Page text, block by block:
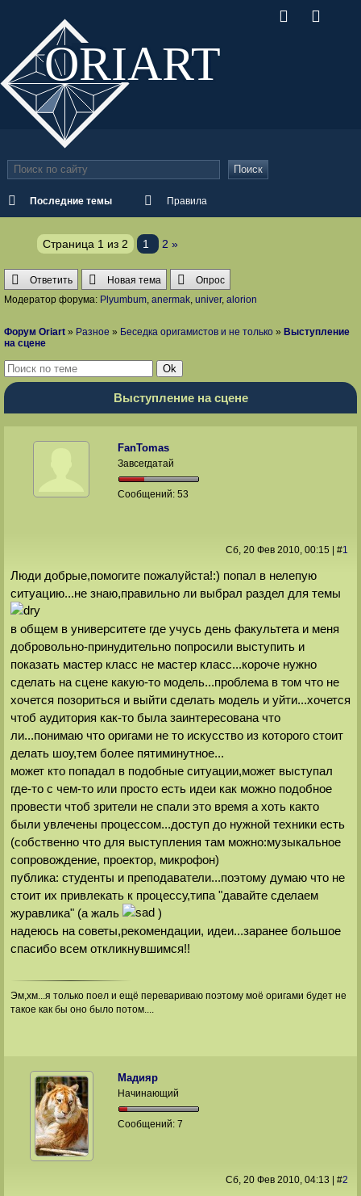
ORIART
Последние темы Правила
Поиск
Страница 1 из 2 1 2 »
Ответить Новая тема
Опрос
Модератор форума: Plyumbum, anermak, univer, alorion
Форум Oriart » Разное » Беседка оригамистов и не только » Выступление
на сцене
Выступление на сцене
FanTomas
Завсегдатай
Сообщений:53
Сб, 20 Фев 2010, 00:15 #1
Люди добрые,помогите пожалуйста!:) попал в нелепую
ситуацию...не знаю,правильно ли выбрал раздел для темы
в общем в университете где учусь день факультета и меня
добровольно-принудительно попросили выступить и
показать мастер класс не мастер класс...короче нужно
сделать на сцене какую-то модель...проблема в том что не
хочется позориться и выйти сделать модель и уйти...хочется
чтоб аудитория как-то была заинтересована что
ли...понимаю что оригами не то искусство из которого стоит
делать шоу,тем более пятиминутное...
может кто попадал в подобные ситуации,может выступал
где-то с чем-то или просто есть идеи как можно подобное
провести чтоб зрители не спали это время а хоть както
были увлечены процессом...доступ до нужной техники есть
(собственно что для выступления там можно:музыкальное
сопровождение, проектор, микрофон)
публика: студенты и преподаватели...поэтому думаю что не
стоит их привлекать к процессу,типа "давайте сделаем
журавлика" (а жаль
)
надеюсь на советы,рекомендации, идеи...заранее большое
спасибо всем откликнувшимся!!
Эм,хм...я только поел и ещё перевариваю поэтому моё оригами будет не
такое как бы оно было потом....
Мадияр
Начинающий
Сообщений:7
Сб, 20 Фев 2010, 04:13 #2